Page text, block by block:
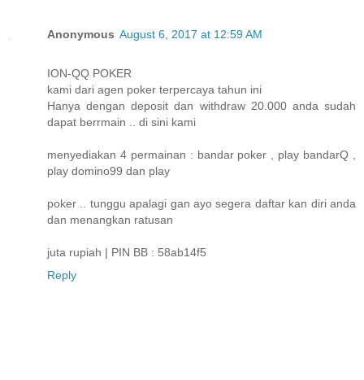
Anonymous August 6, 2017 at 12:59 AM
ION-QQ POKER
kami dari agen poker terpercaya tahun ini
Hanya dengan deposit dan withdraw 20.000 anda sudah
dapat berrmain .. di sini kami
menyediakan 4 permainan : bandar poker , play bandarQ ,
play domino99 dan play
poker .. tunggu apalagi gan ayo segera daftar kan diri anda
dan menangkan ratusan
juta rupiah | PIN BB : 58ab14f5
Reply